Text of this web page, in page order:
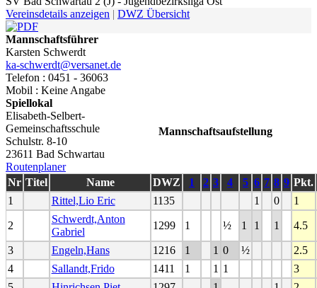
Vereinsdetails anzeigen | DWZ Übersicht
Mannschaftsführer
Karsten Schwerdt
ka-schwerdt@versanet.de
Telefon : 0451 - 36063
Mobil : Keine Angabe
Spiellokal
Elisabeth-Selbert-
Gemeinschaftsschule
Schulstr. 8-10
23611 Bad Schwartau
Routenplaner
Mannschaftsaufstellung
Nr Titel Name DWZ 1 2 3 4 5 6 7 8 9 Pkt.
1
Rittel,Lio Eric 1135 1 0 1
2
Schwerdt,Anton
Gabriel
1299 1 ½ 1 1 1 4.5
3 Engeln,Hans 1216 1 1 0 ½
2.5
4
Sallandt,Frido 1411 1 1 1
3